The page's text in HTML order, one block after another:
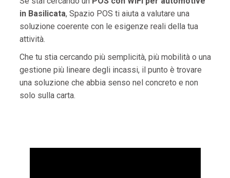
in Basilicata, Spazio POS ti aiuta a valutare una
soluzione coerente con le esigenze reali della tua
attività.
Che tu stia cercando più semplicità, più mobilità o una
gestione più lineare degli incassi, il punto è trovare
una soluzione che abbia senso nel concreto e non
solo sulla carta.